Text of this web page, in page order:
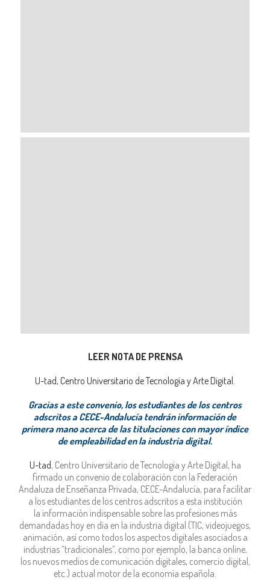
LEER NOTA DE PRENSA
U-tad, Centro Universitario de Tecnología y Arte Digital.
Gracias a este convenio, los estudiantes de los centros
adscritos a CECE-Andalucía tendrán información de
primera mano acerca de las titulaciones con mayor índice
de empleabilidad en la industria digital.
U-tad, Centro Universitario de Tecnología y Arte Digital, ha
firmado un convenio de colaboración con la Federación
Andaluza de Enseñanza Privada, CECE-Andalucía, para facilitar
a los estudiantes de los centros adscritos a esta institución
la información indispensable sobre las profesiones más
demandadas hoy en día en la industria digital (TIC, videojuegos,
animación, así como todos los aspectos digitales asociados a
industrias “tradicionales”, como por ejemplo, la banca online,
los nuevos medios de comunicación digitales, comercio digital,
etc.) actual motor de la economía española.